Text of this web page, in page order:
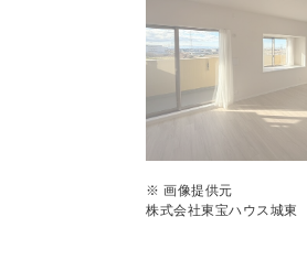
※ 画像提供元
株式会社東宝ハウス城東